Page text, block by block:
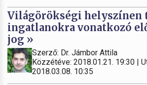
Világörökségi helyszínen
ingatlanokra vonatkozó
jog »
Szerző: Dr. Jámbor Attila
Közzétéve: 2018.01.21. 19:30 |
2018.03.08. 10:35